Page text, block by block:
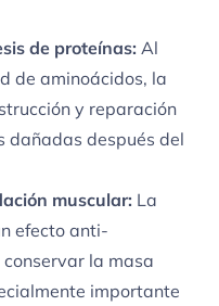
de proteínas: Al
de aminoácidos, la
y reparación
dañadas después del
muscular: La
efecto anti-
la masa
importante